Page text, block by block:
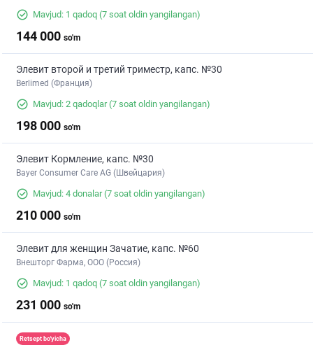
Mavjud: 1 qadoq (7 soat oldin yangilangan)
144 000 so'm
Элевит второй и третий триместр, капс. №30
Berlimed (Франция)
Mavjud: 2 qadoqlar(7 soat oldin yangilangan)
198 000 so'm
Элевит Кормление, капс. №30
Bayer Consumer Care AG (Швейцария)
Mavjud: 4 donalar(7 soat oldin yangilangan)
210 000 so'm
Элевит для женщин Зачатие, капс. №60
Внешторг Фарма, ООО (Россия)
Mavjud: 1 qadoq (7 soat oldin yangilangan)
231 000 so'm
Retsept bo'yicha